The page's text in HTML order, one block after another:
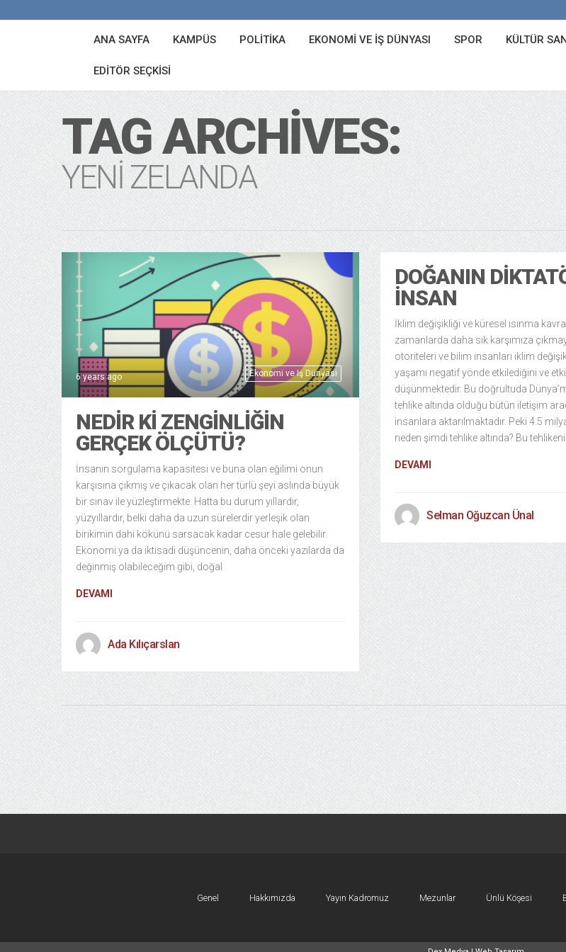
ANA SAYFA KAMPÜS POLITIKA EKONOMI VE İŞ DÜNYASI SPOR KÜLTÜR
EDITÖR SEÇKISI
TAG ARCHIVES:
YENI ZELANDA
Ekonomi ve Iş Dünyası
6 years ago
NEDIR KI ZENGINLIĞIN
GERÇEK ÖLÇÜTÜ?
İnsanın sorgulama kapasitesi ve buna olan eğilimi onun
karşısına çıkmış ve çıkacak olan her türlü şeyi aslında büyük
bir sınav ile yüzleştirmekte. Hatta bu durum yıllardır,
yüzyıllardır, belki daha da uzun sürelerdir yerleşik olan
birikimin dahi kökünü sarsacak kadar cesur hale gelebilir.
Ekonomi ya da iktisadi düşüncenin, daha önceki yazılarda da
değinmiş olabileceğim gibi, doğal
DEVAMI
Ada Kılıçarslan
DOĞANIN
İNSAN
İklim değişikliği ve küresel ısınma
zamanlarda daha sık karşımıza
otoriteleri ve bilim insanları iklim
yaşamı negatif yönde etkilediğini ve
düşünmektedir. Bu doğrultuda
tehlike altında olduğu bütün iletişim
insanlara aktarılmaktadır. Peki 4.5
neden şimdi tehlike altında? Bu
DEVAMI
Selman Oğuzcan Ünal
Genel Hakkımızda Yayın Kadromuz Mezunlar Ünlü Köşesi